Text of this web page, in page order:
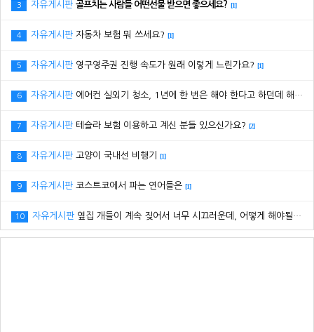
3 자유게시판 골프치는 사람들 어떤선물 받으면 좋으세요? [1]
4 자유게시판 자동차 보험 뭐 쓰세요? [1]
5 자유게시판 영구영주권 진행 속도가 원래 이렇게 느린가요? [1]
6 자유게시판 에어컨 실외기 청소, 1년에 한 번은 해야 한다고 하던데 해보신 분 있으세요?
7 자유게시판 테슬라 보험 이용하고 계신 분들 있으신가요? [2]
8 자유게시판 고양이 국내선 비행기 [1]
9 자유게시판 코스트코에서 파는 연어들은 [1]
10 자유게시판 옆집 개들이 계속 짖어서 너무 시끄러운데, 어떻게 해야될까요? ㅠㅠ